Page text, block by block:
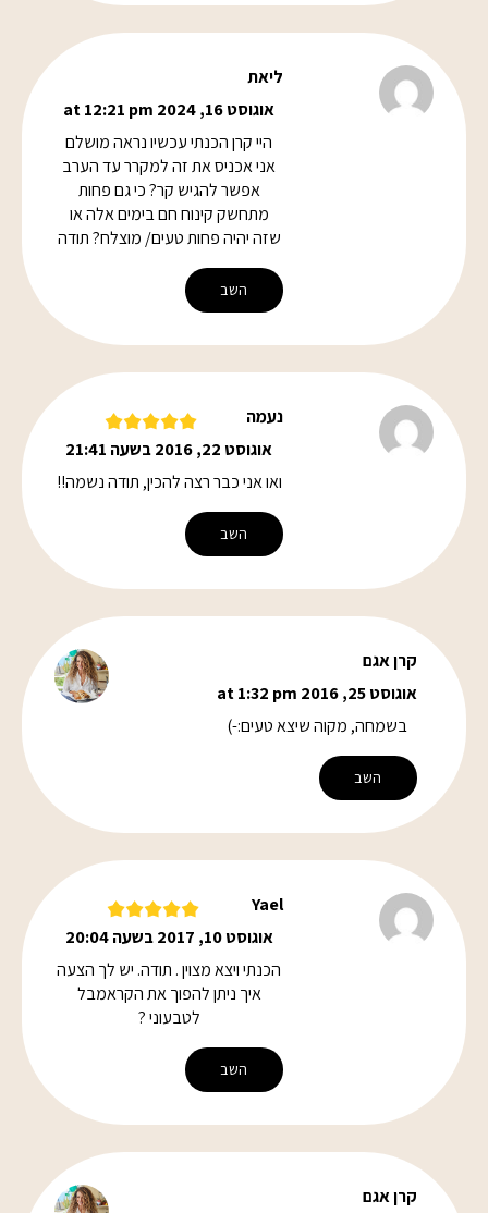
ליאת
אוגוסט 16, 2024 at 12:21 pm
היי קרן הכנתי עכשיו נראה מושלם
אני אכניס את זה למקרר עד הערב
אפשר להגיש קר? כי גם פחות
מתחשק קינוח חם בימים אלה או
שזה יהיה פחות טעים/ מוצלח? תודה
השב
נעמה
אוגוסט 22, 2016 בשעה 21:41
ואו אני כבר רצה להכין, תודה נשמה!!
השב
קרן אגם
אוגוסט 25, 2016 at 1:32 pm
בשמחה, מקוה שיצא טעים:-)
השב
Yael
אוגוסט 10, 2017 בשעה 20:04
הכנתי ויצא מצוין . תודה. יש לך הצעה
איך ניתן להפוך את הקראמבל
לטבעוני ?
השב
קרן אגם